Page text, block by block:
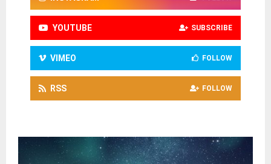
YOUTUBE SUBSCRIBE
VIMEO FOLLOW
RSS FOLLOW